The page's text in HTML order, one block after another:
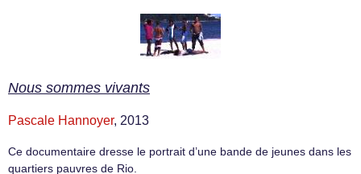
Nous sommes vivants
Pascale Hannoyer, 2013
Ce documentaire dresse le portrait d’une bande de jeunes dans les
quartiers pauvres de Rio.